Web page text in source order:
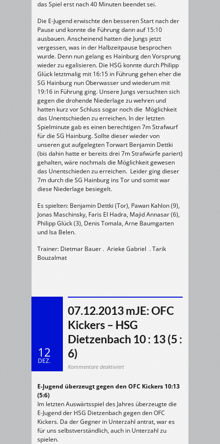
das Spiel erst nach 40 Minuten beendet sei.
Die E-Jugend erwischte den besseren Start nach der
Pause und konnte die Führung dann auf 15:10
ausbauen. Anscheinend hatten die Jungs jetzt
vergessen, was in der Halbzeitpause besprochen
wurde. Denn nun gelang es Hainburg den Vorsprung
wieder zu egalisieren. Die HSG konnte durch Philipp
Glück letztmalig mit 16:15 in Führung gehen eher die
SG Hainburg nun Oberwasser und wiederum mit
19:16 in Führung ging. Unsere Jungs versuchten sich
gegen die drohende Niederlage zu wehren und
hatten kurz vor Schluss sogar noch die Möglichkeit
das Unentschieden zu erreichen. In der letzten
Spielminute gab es einen berechtigen 7m Strafwurf
für die SG Hainburg. Sollte dieser wieder von
unseren gut aufgelegten Torwart Benjamin Dettki
(bis dahin hatte er bereits drei 7m Strafwürfe pariert)
gehalten, wäre nochmals die Möglichkeit gewesen
das Unentschieden zu erreichen. Leider ging dieser
7m durch die SG Hainburg ins Tor und somit war
diese Niederlage besiegelt.
Es spielten: Benjamin Dettki (Tor), Pawan Kahlon (9),
Jonas Maschinsky, Faris El Hadra, Majid Annasar (6),
Philipp Glück (3), Denis Tomala, Arne Baumgarten
und Isa Belen.
Trainer: Dietmar Bauer . Arieke Gabriel . Tarik
Bouzalmat
12
DEZ.
07.12.2013 mJE: OFC
Kickers – HSG
Dietzenbach 10 : 13 (5 :
6)
Kommentare deaktiviertfür
Kickers
–
Dietzenbach
10
:
13
(5
:
6)
E-Jugend überzeugt gegen den OFC Kickers 10:13
(5:6)
Im letzten Auswärtsspiel des Jahres überzeugte die
E-Jugend der HSG Dietzenbach gegen den OFC
Kickers. Da der Gegner in Unterzahl antrat, war es
für uns selbstverständlich, auch in Unterzahl zu
spielen.